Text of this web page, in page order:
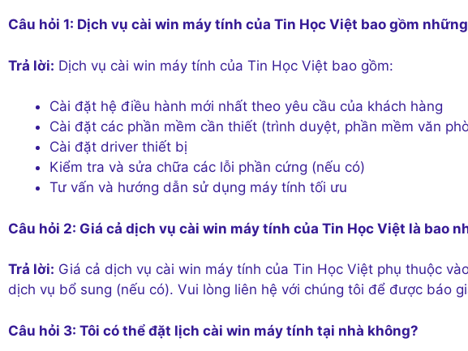
Câu hỏi 1: Dịch vụ cài win máy tính của Tin Học Việt bao gồm
Trả lời: Dịch vụ cài win máy tính của Tin Học Việt bao gồm:
Cài đặt hệ điều hành mới nhất theo yêu cầu của khách hàng
Cài đặt các phần mềm cần thiết (trình duyệt, phần mềm văn
Cài đặt driver thiết bị
Kiểm tra và sửa chữa các lỗi phần cứng (nếu có)
Tư vấn và hướng dẫn sử dụng máy tính tối ưu
Câu hỏi 2: Giá cả dịch vụ cài win máy tính của Tin Học Việt là bao
Trả lời: Giá cả dịch vụ cài win máy tính của Tin Học Việt phụ thuộc
dịch vụ bổ sung (nếu có). Vui lòng liên hệ với chúng tôi để được báo
Câu hỏi 3: Tôi có thể đặt lịch cài win máy tính tại nhà không?